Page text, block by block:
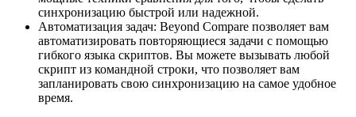
синхронизацию быстрой или надежной.
Автоматизация задач: Beyond Compare позволяет вам
автоматизировать повторяющиеся задачи с помощью
гибкого языка скриптов. Вы можете вызывать любой
скрипт из командной строки, что позволяет вам
запланировать свою синхронизацию на самое удобное
время.